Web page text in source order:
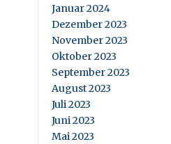
Januar 2024
Dezember 2023
November 2023
Oktober 2023
September 2023
August 2023
Juli 2023
Juni 2023
Mai 2023